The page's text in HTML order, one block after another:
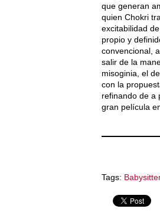
que generan
quien Chokri
excitabilidad
propio y
convencional,
salir de la
misoginia, el
con la
refinando de a
gran película
Tags: Babysitter